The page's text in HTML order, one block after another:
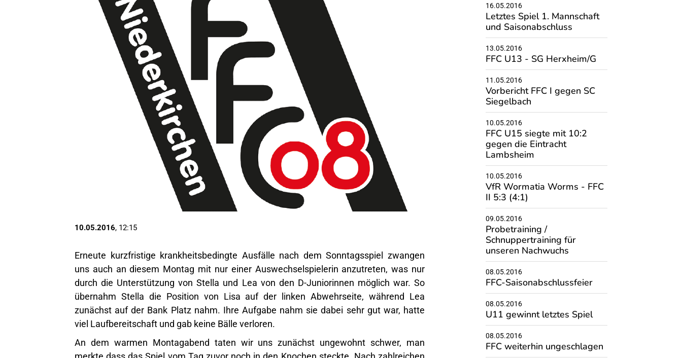
10.05.2016, 12:15
Erneute kurzfristige krankheitsbedingte Ausfälle nach dem Sonntagsspiel zwangen
uns auch an diesem Montag mit nur einer Auswechselspielerin anzutreten, was nur
durch die Unterstützung von Stella und Lea von den D-Juniorinnen möglich war. So
übernahm Stella die Position von Lisa auf der linken Abwehrseite, während Lea
zunächst auf der Bank Platz nahm. Ihre Aufgabe nahm sie dabei sehr gut war, hatte
viel Laufbereitschaft und gab keine Bälle verloren.
An dem warmen Montagabend taten wir uns zunächst ungewohnt schwer, man
16.05.2016
Letztes Spiel 1. Mannschaft
und Saisonabschluss
13.05.2016
FFC U13 - SG Herxheim/G
11.05.2016
Vorbericht FFC I gegen SC
Siegelbach
10.05.2016
FFC U15 siegte mit 10:2
gegen die Eintracht
Lambsheim
10.05.2016
VfR Wormatia Worms - FFC
II 5:3 (4:1)
09.05.2016
Probetraining /
Schnuppertraining für
unseren Nachwuchs
08.05.2016
FFC-Saisonabschlussfeier
08.05.2016
U11 gewinnt letztes Spiel
08.05.2016
FFC weiterhin ungeschlagen